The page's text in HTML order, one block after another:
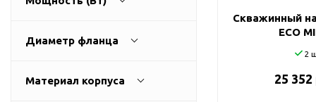
Насосы для фонтана и
Фонтанные насосы
Диаметр фланца
Материал корпуса
Скважинный
ECO
2
25 352